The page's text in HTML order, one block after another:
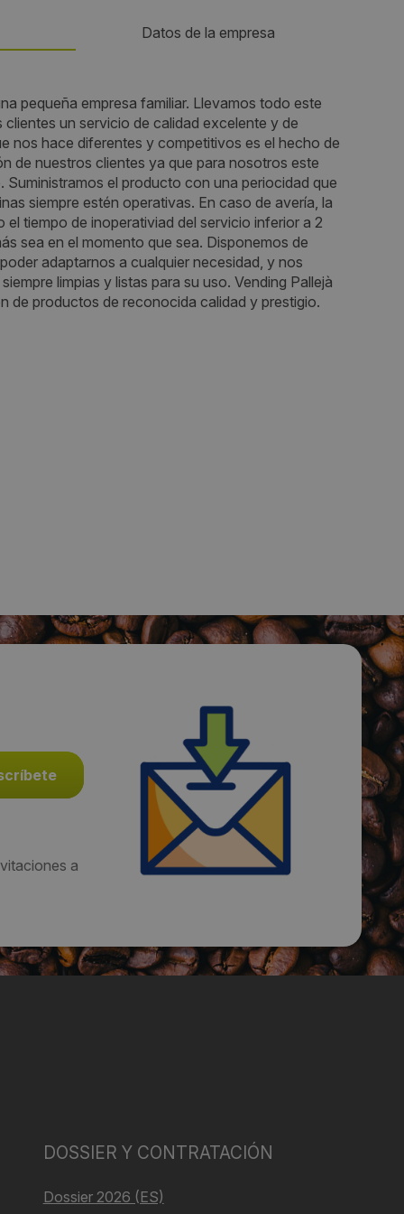
Datos de la empresa
pequeña empresa familiar. Llevamos todo este
un servicio de calidad excelente y de
nos hace diferentes y competitivos es el hecho de
de nuestros clientes ya que para nosotros este
Suministramos el producto con una periocidad que
siempre estén operativas. En caso de avería, la
el tiempo de inoperativiad del servicio inferior a 2
sea en el momento que sea. Disponemos de
adaptarnos a cualquier necesidad, y nos
limpias y listas para su uso. Vending Pallejà
de productos de reconocida calidad y prestigio.
Teléfono:
625063820
Email:
info@vendingpalleja.com
Web:
https://www.vendingpalleja.com
a
DOSSIER Y CONTRATACIÓN
Dossier 2026 (ES)